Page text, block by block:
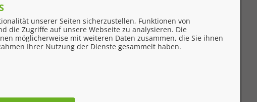
Impressum
Datenschutzerklärung
unserer Seiten sicherzustellen, Funktionen von
die Zugriffe auf unsere Webseite zu analysieren. Die
möglicherweise mit weiteren Daten zusammen, die Sie ihnen
Ihrer Nutzung der Dienste gesammelt haben.